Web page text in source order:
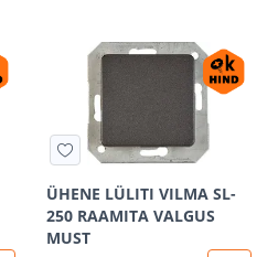
ÜHENE LÜLITI VILMA SL-
250 RAAMITA VALGUS
MUST